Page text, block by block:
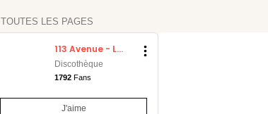
TOUTES LES PAGES
113 Avenue - Le club
Discothèque
1792 Fans
J'aime